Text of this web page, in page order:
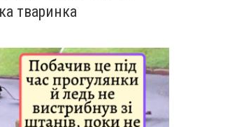
тваринка